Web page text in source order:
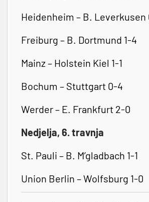
Heidenheim – B. Leverkusen
Freiburg – B. Dortmund 1-4
Mainz – Holstein Kiel 1-1
Bochum – Stuttgart 0-4
Werder – E. Frankfurt 2-0
Nedjelja, 6. travnja
St. Pauli – B. M’gladbach 1-1
Union Berlin – Wolfsburg 1-0